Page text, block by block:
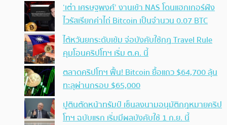
‘เต๋า เศรษฐพงศ์’ งานเข้า NAS โดนแฮกเกอร์ฝัง
ไวรัสเรียกค่าไถ่ Bitcoin เป็นจำนวน 0.07 BTC
ไต้หวันยกระดับเข้ม จ่อบังคับใช้กฏ Travel Rule
คุมโอนคริปโทฯ เริ่ม ต.ค. นี้
ตลาดคริปโทฯ ฟื้น! Bitcoin ยื้อแถว $64,700 ลุ้น
ทะลุผ่านกรอบ $65,000
ปูตินตัดหน้าทรัมป์ เซ็นลงนามอนุมัติกฎหมายคริป
โทฯ ฉบับแรก เริ่มมีผลบังคับใช้ 1 ก.ย. นี้